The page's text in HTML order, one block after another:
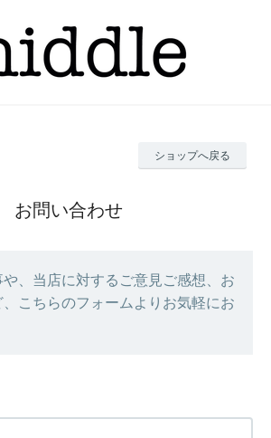
ショップへ戻る
お問い合わせ
、当店に対するご意見ご感想、お
こちらのフォームよりお気軽にお